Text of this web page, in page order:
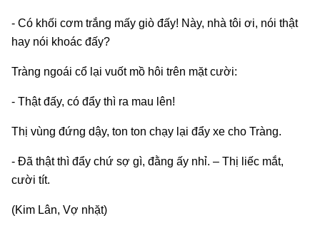
- Có khối cơm trắng mấy giò đấy! Này, nhà tôi ơi, nói thật
hay nói khoác đấy?
Tràng ngoái cổ lại vuốt mồ hôi trên mặt cười:
- Thật đấy, có đẩy thì ra mau lên!
Thị vùng đứng dậy, ton ton chạy lại đẩy xe cho Tràng.
- Đã thật thì đẩy chứ sợ gì, đằng ấy nhỉ. – Thị liếc mắt,
cười tít.
(Kim Lân, Vợ nhặt)